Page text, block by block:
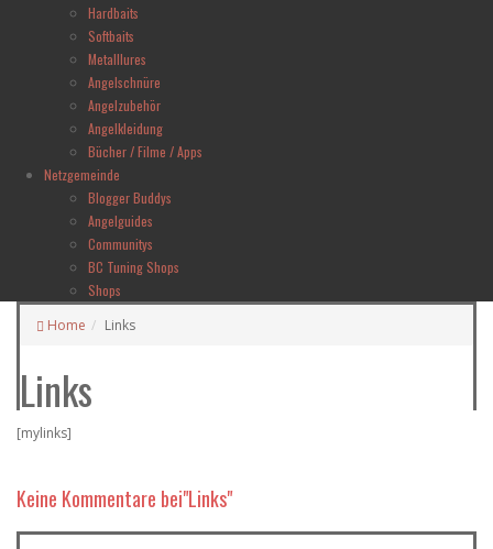
Hardbaits
Softbaits
Metalllures
Angelschnüre
Angelzubehör
Angelkleidung
Bücher / Filme / Apps
Netzgemeinde
Blogger Buddys
Angelguides
Communitys
BC Tuning Shops
Shops
Home
Links
Links
[mylinks]
Keine Kommentare bei"Links"